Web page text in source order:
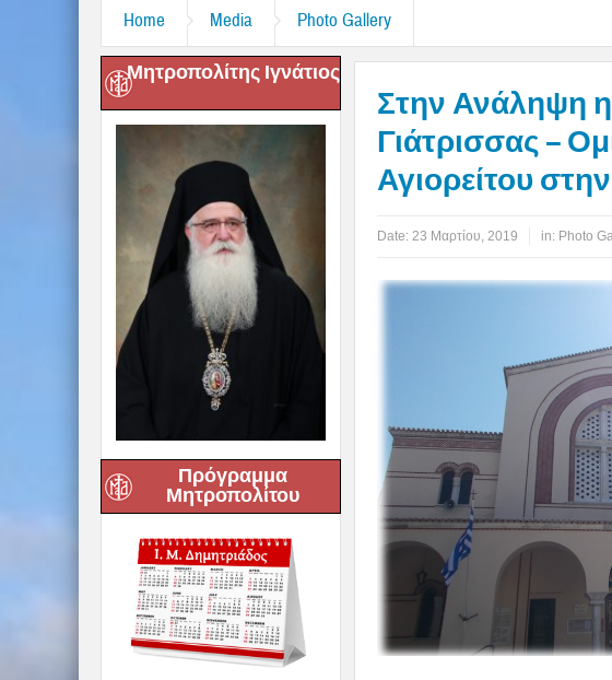
Home Media Photo Gallery
Μητροπολίτης Ιγνάτιος
Πρόγραμμα
Μητροπολίτου
Στην Ανάληψη η
Γιάτρισσας –
Αγιορείτου
Date: 23 Μαρτίου, 2019 in: Photo